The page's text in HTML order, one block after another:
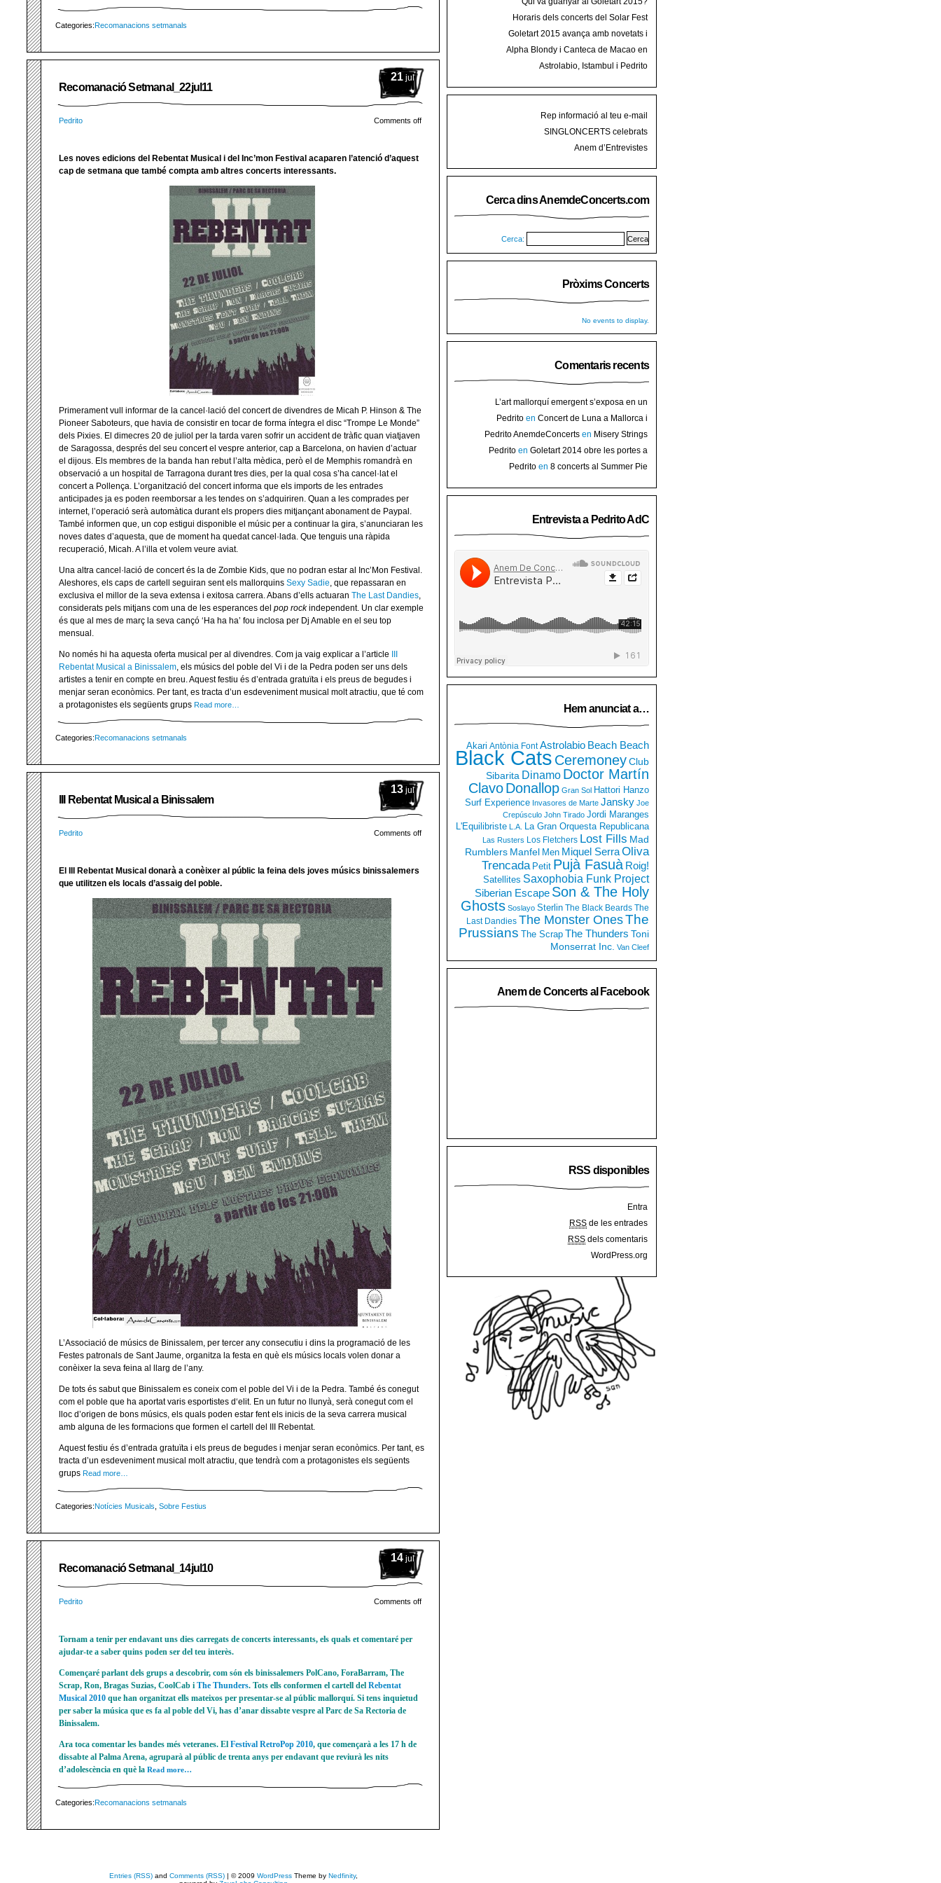
Categories:Recomanacions setmanals
21 jul
Recomanació Setmanal_22jul11
Pedrito Comments off
Les noves edicions del Rebentat Musical i del Inc’mon Festival acaparen l’atenció d’aquest
cap de setmana que també compta amb altres concerts interessants.
Primerament vull informar de la cancel·lació del concert de divendres de Micah P. Hinson & The
Pioneer Saboteurs, que havia de consistir en tocar de forma íntegra el disc “Trompe Le Monde”
dels Pixies. El dimecres 20 de juliol per la tarda varen sofrir un accident de tràfic quan viatjaven
de Saragossa, després del seu concert el vespre anterior, cap a Barcelona, on havien d’actuar
el dijous. Els membres de la banda han rebut l’alta mèdica, però el de Memphis romandrà en
observació a un hospital de Tarragona durant tres dies, per la qual cosa s’ha cancel·lat el
concert a Pollença. L’organització del concert informa que els imports de les entrades
anticipades ja es poden reemborsar a les tendes on s’adquiriren. Quan a les comprades per
internet, l’operació serà automàtica durant els propers dies mitjançant abonament de Paypal.
També informen que, un cop estigui disponible el músic per a continuar la gira, s’anunciaran les
noves dates d’aquesta, que de moment ha quedat cancel·lada. Que tenguis una ràpida
recuperació, Micah. A l’illa et volem veure aviat.
Una altra cancel·lació de concert és la de Zombie Kids, que no podran estar al Inc’Mon Festival.
Aleshores, els caps de cartell seguiran sent els mallorquins Sexy Sadie, que repassaran en
exclusiva el millor de la seva extensa i exitosa carrera. Abans d’ells actuaran The Last Dandies,
considerats pels mitjans com una de les esperances del pop rockindependent. Un clar exemple
és que al mes de març la seva cançó ‘Ha ha ha’ fou inclosa per Dj Amable en el seu top
mensual.
No només hi ha aquesta oferta musical per al divendres. Com ja vaig explicar a l’article
Rebentat Musical a Binissalem, els músics del poble del Vi i de la Pedra poden ser uns dels
artistes a tenir en compte en breu. Aquest festiu és d’entrada gratuïta i els preus de begudes i
menjar seran econòmics. Per tant, es tracta d’un esdeveniment musical molt atractiu, que té com
a protagonistes els següents grups Read more…
Categories:Recomanacions setmanals
13 jul
III Rebentat Musical a Binissalem
Pedrito Comments off
El III Rebentat Musical donarà a conèixer al públic la feina dels joves músics binissalemers
que utilitzen els locals d’assaig del poble.
L’Associació de músics de Binissalem, per tercer any consecutiu i dins la programació de les
Festes patronals de Sant Jaume, organitza la festa en què els músics locals volen donar a
conèixer la seva feina al llarg de l’any.
De tots és sabut que Binissalem es coneix com el poble del Vi i de la Pedra. També és conegut
com el poble que ha aportat varis esportistes d‘elit. En un futur no llunyà, serà conegut com el
lloc d’origen de bons músics, els quals poden estar fent els inicis de la seva carrera musical
amb alguna de les formacions que formen el cartell del III Rebentat.
Aquest festiu és d’entrada gratuïta i els preus de begudes i menjar seran econòmics. Per tant, es
tracta d’un esdeveniment musical molt atractiu, que tendrà com a protagonistes els següents
grups Read more…
Categories:Notícies Musicals Sobre Festius
14 jul
Recomanació Setmanal_14jul10
Pedrito Comments off
Tornam a tenir per endavant uns dies carregats de concerts interessants, els quals et comentaré per
ajudar-te a saber quins poden ser del teu interès.
Començaré parlant dels grups a descobrir, com són els binissalemers PolCano, ForaBarram, The
Scrap, Ron, Bragas Suzias, CoolCab i The Thunders. Tots ells conformen el cartell del Rebentat
Musical 2010 que han organitzat ells mateixos per presentar-se al públic mallorquí. Si tens inquietud
per saber la música que es fa al poble del Vi, has d’anar dissabte vespre al Parc de Sa Rectoria de
Binissalem.
Ara toca comentar les bandes més veteranes. El Festival RetroPop 2010, que començarà a les 17 h de
dissabte al Palma Arena, agruparà al públic de trenta anys per endavant que reviurà les nits
d’adolescència en què la Read more…
Categories:Recomanacions setmanals
Horaris dels concerts del Solar Fest
2015 a Mallorca
Goletart 2015 avança amb novetats i
encetarà la LI Festa des Vermar amb art
Alpha Blondy i Canteca de Macao en
concert al Mallorca Roots Festival
Astrolabio, Istambul i Pedrito
Rep informació al teu e-mail
SINGLONCERTS celebrats
Anem d’Entrevistes
Cerca dins AnemdeConcerts.com
Cerca:
Pròxims Concerts
No events to display.
Comentaris recents
L’art mallorquí emergent s’exposa en un
carrer de Binissalem ⋆ Noticias de hoy
en
Binissalem
Pedrito en Concert de Luna a Mallorca i
sorteig d’entrades
Pedrito AnemdeConcerts en Misery Strings
presenten nou disc al Teatre Mar i Terra de
Pedrito en Goletart 2014 obre les portes a
l’art de Binissalem
Pedrito en 8 concerts al Summer Pie
Entrevista a Pedrito AdC
Hem anunciat a…
Akari Antònia Font Astrolabio Beach Beach
Black Cats CeremoneyClub
Sibarita Dinamo Doctor Martín
ClavoDonallop Gran Sol Hattori Hanzo
Surf Experience Invasores de Marte Jansky Joe
Crepúsculo John Tirado Jordi Maranges
L'Equilibriste L.A. La Gran Orquesta Republicana
Las Rusters Los Fletchers Lost Fills Mad
Rumblers Manfel Men Miquel SerraOliva
Trencada Petit Pujà Fasuà Roig!
Satellites Saxophobia Funk Project
Siberian Escape Son & The Holy
Ghosts Soslayo Sterlin The Black Beards The
Last Dandies The Monster OnesThe
Prussians The Scrap The Thunders Toni
Monserrat Inc. Van Cleef
Anem de Concerts al Facebook
RSS disponibles
Entra
RSS de les entrades
RSS dels comentaris
WordPress.org
Entries (RSS)and Comments (RSS)| © 2009 WordPressTheme by Nedfinity,